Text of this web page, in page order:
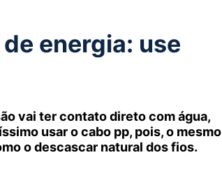
energia: use
vai ter contato direto com água,
usar o cabo pp, pois, o mesmo
o descascar natural dos fios.